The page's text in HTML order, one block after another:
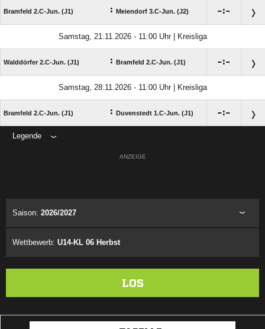
Bramfeld 2.C-Jun. (J1) : Meiendorf 3.C-Jun. (J2) :
Samstag, 21.11.2026 - 11:00 Uhr | Kreisliga
Walddörfer 2.C-Jun. (J1) : Bramfeld 2.C-Jun. (J1) :
Samstag, 28.11.2026 - 11:00 Uhr | Kreisliga
Bramfeld 2.C-Jun. (J1) : Duvenstedt 1.C-Jun. (J1) :
Legende
ANZEIGE
Saison: 2026/2027
Wettbewerb: U14-KL 06 Herbst
LOS